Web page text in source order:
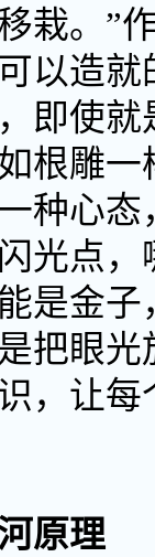
栽。”
以造
即使
根雕
种心
光点
是金
把眼
，让
原理